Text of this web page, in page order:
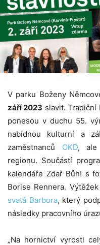
V parku Boženy
září 2023 slavit.
ponesou v duchu 55.
nabídnou kulturní a
zaměstnanců OKD, ale
regionu. Součástí
kalendáře Zdař Bůh! s
Borise Rennera.
svatá Barbora, který
následky pracovního
„Na hornictví vyrostl